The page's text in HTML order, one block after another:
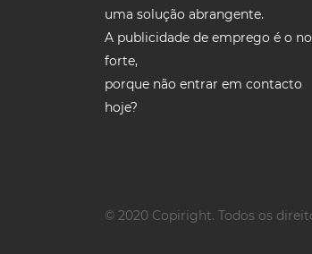
uma solução abrangente.
A publicidade de emprego é o
forte,
porque não entrar em contacto
hoje?
© 2020 Copiright. Todos os